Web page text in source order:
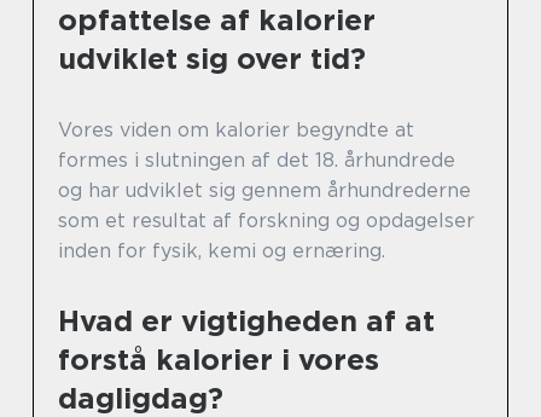
opfattelse af kalorier
udviklet sig over tid?
Vores viden om kalorier begyndte at
formes i slutningen af det 18. århundrede
og har udviklet sig gennem århundrederne
som et resultat af forskning og opdagelser
inden for fysik, kemi og ernæring.
Hvad er vigtigheden af at
forstå kalorier i vores
dagligdag?